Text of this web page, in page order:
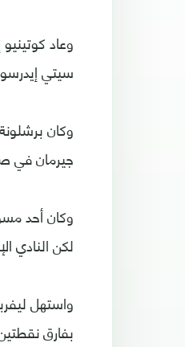
وعاد
سيتي
وكان
جيرمان في
لكن النادي
واستهل
بفارق